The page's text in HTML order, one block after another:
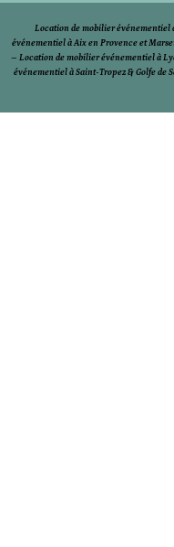
Location de mobilier événementiel
événementiel à Aix en Provence et
– Location de mobilier événementiel à
événementiel à Saint-Tropez & Golfe de